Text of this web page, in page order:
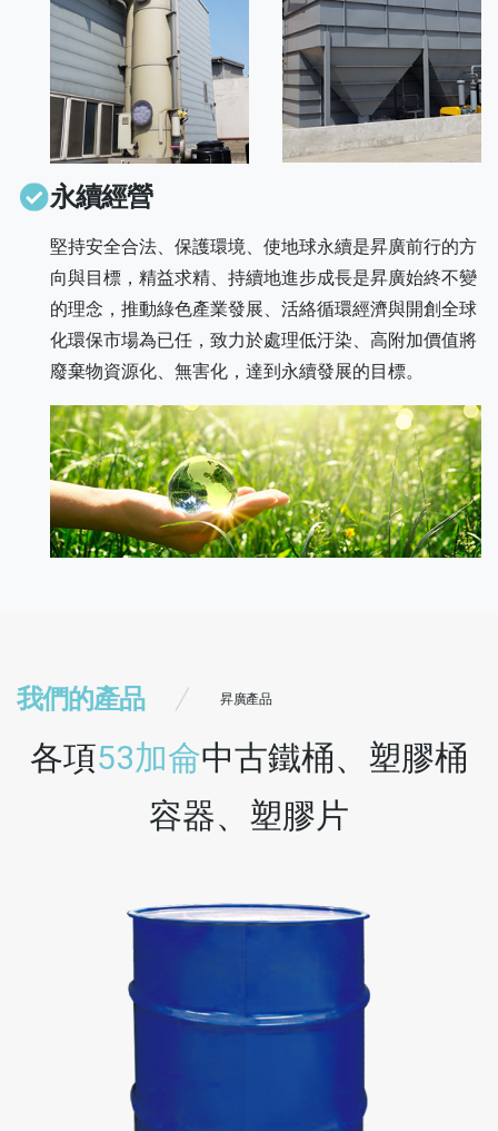
永續經營
堅持安全合法、保護環境、使地球永續是昇廣前行的方
向與目標，精益求精、持續地進步成長是昇廣始終不變
的理念，推動綠色產業發展、活絡循環經濟與開創全球
化環保市場為已任，致力於處理低汙染、高附加價值將
廢棄物資源化、無害化，達到永續發展的目標。
我們的產品 昇廣產品
各項53加侖中古鐵桶、塑膠桶
容器、塑膠片